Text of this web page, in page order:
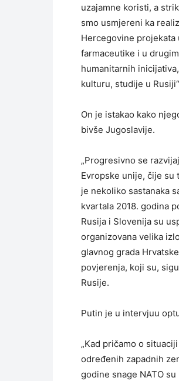
uzajamne koristi, a
smo usmjereni ka
Hercegovine
farmaceutike i u
humanitarnih
kulturu, studije u
On je istakao kako
bivše Jugoslavije.
„Progresivno se
Evropske unije, čije su
je nekoliko sastanaka
kvartala 2018. godina
Rusija i Slovenija su
organizovana velika
glavnog grada
povjerenja, koji su,
Rusije.
Putin je u intervjuu
„Kad pričamo o
određenih zapadnih
godine snage NATO